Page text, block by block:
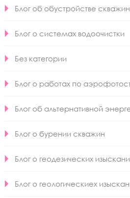
Блог об обустройстве
Блог о системах водоочистки
Без категории
Блог о работах по
Блог об альтернативной
Блог о бурении скважин
Блог о геодезических
Блог о геологическиех